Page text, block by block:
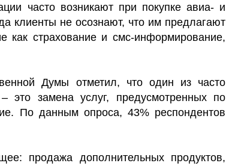
часто возникают при покупке авиа- и
клиенты не осознают, что им предлагают
как страхование и смс-информирование,
Думы отметил, что один из часто
это замена услуг, предусмотренных по
По данным опроса, 43% респондентов
продажа дополнительных продуктов,